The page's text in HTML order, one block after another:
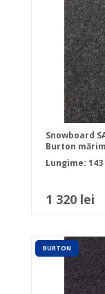
Snowboard
Burton
Lungime: 143
1 320 lei
BURTON